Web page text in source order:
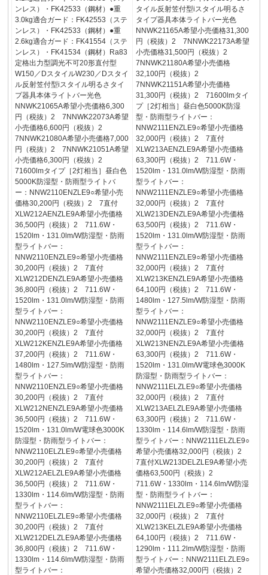
ンレス）・FK42533（鋼材）●重
3.0kg適合ガード：FK42553（ステ
ンレス）・FK42533（鋼材）●重
2.6kg適合ガード：FK41554（ステ
ンレス）・FK41534（鋼材）Ra83
定格出力型調光不可20形直付型
W150／DスタイルW230／Dスタイ
ル反射笠付型iスタイル明るさタイ
プ器具本体ライトバー光色
NNWK21065A希望小売価格6,300
円（税抜）2 7NNWK22073A希望
小売価格6,600円（税抜）2
7NNWK21080A希望小売価格7,000
円（税抜）2 7NNWK21051A希望
小売価格6,300円（税抜）2
71600lmタイプ［2灯相当］昼白色
5000K防湿型・防雨型ライトバ
ー：NNW2110ENZLE9○希望小売
価格30,200円（税抜）2 7直付
XLW212AENZLE9A希望小売価格
36,500円（税抜）2 711.6W・
1520lm・131.0lm/W防湿型・防雨
型ライトバー：
NNW2110ENZLE9○希望小売価格
30,200円（税抜）2 7直付
XLW212DENZLE9A希望小売価格
36,800円（税抜）2 711.6W・
1520lm・131.0lm/W防湿型・防雨
型ライトバー：
NNW2110ENZLE9○希望小売価格
30,200円（税抜）2 7直付
XLW212KENZLE9A希望小売価格
37,200円（税抜）2 711.6W・
1480lm・127.5lm/W防湿型・防雨
型ライトバー：
NNW2110ENZLE9○希望小売価格
30,200円（税抜）2 7直付
XLW212NENZLE9A希望小売価格
36,500円（税抜）2 711.6W・
1520lm・131.0lm/W電球色3000K
防湿型・防雨型ライトバー：
NNW2110ELZLE9○希望小売価格
30,200円（税抜）2 7直付
XLW212AELZLE9A希望小売価格
36,500円（税抜）2 711.6W・
1330lm・114.6lm/W防湿型・防雨
型ライトバー：
NNW2110ELZLE9○希望小売価格
30,200円（税抜）2 7直付
XLW212DELZLE9A希望小売価格
36,800円（税抜）2 711.6W・
1330lm・114.6lm/W防湿型・防雨
型ライトバー：
タイル反射笠付型iスタイル明るさ
タイプ器具本体ライトバー光色
NNWK21165A希望小売価格31,300
円（税抜）2 7NNWK22173A希望
小売価格31,500円（税抜）2
7NNWK21180A希望小売価格
32,100円（税抜）2
7NNWK21151A希望小売価格
31,300円（税抜）2 71600lmタイ
プ［2灯相当］昼白色5000K防湿
型・防雨型ライトバー：
NNW2111ENZLE9○希望小売価格
32,000円（税抜）2 7直付
XLW213AENZLE9A希望小売価格
63,300円（税抜）2 711.6W・
1520lm・131.0lm/W防湿型・防雨
型ライトバー：
NNW2111ENZLE9○希望小売価格
32,000円（税抜）2 7直付
XLW213DENZLE9A希望小売価格
63,500円（税抜）2 711.6W・
1520lm・131.0lm/W防湿型・防雨
型ライトバー：
NNW2111ENZLE9○希望小売価格
32,000円（税抜）2 7直付
XLW213KENZLE9A希望小売価格
64,100円（税抜）2 711.6W・
1480lm・127.5lm/W防湿型・防雨
型ライトバー：
NNW2111ENZLE9○希望小売価格
32,000円（税抜）2 7直付
XLW213NENZLE9A希望小売価格
63,300円（税抜）2 711.6W・
1520lm・131.0lm/W電球色3000K
防湿型・防雨型ライトバー：
NNW2111ELZLE9○希望小売価格
32,000円（税抜）2 7直付
XLW213AELZLE9A希望小売価格
63,300円（税抜）2 711.6W・
1330lm・114.6lm/W防湿型・防雨
型ライトバー：NNW2111ELZLE9○
希望小売価格32,000円（税抜）2
7直付XLW213DELZLE9A希望小売
価格63,500円（税抜）2
711.6W・1330lm・114.6lm/W防湿
型・防雨型ライトバー：
NNW2111ELZLE9○希望小売価格
32,000円（税抜）2 7直付
XLW213KELZLE9A希望小売価格
64,100円（税抜）2 711.6W・
1290lm・111.2lm/W防湿型・防雨
型ライトバー：NNW2111ELZLE9○
希望小売価格32,000円（税抜）2